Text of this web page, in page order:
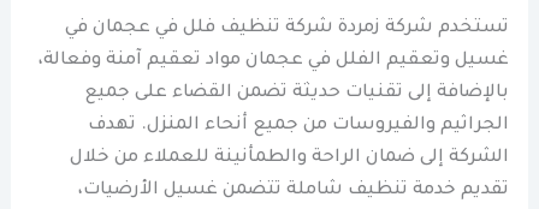
تستخدم شركة زمردة شركة تنظيف فلل في عجمان في
غسيل وتعقيم الفلل في عجمان مواد تعقيم آمنة وفعالة،
بالإضافة إلى تقنيات حديثة تضمن القضاء على جميع
الجراثيم والفيروسات من جميع أنحاء المنزل. تهدف
الشركة إلى ضمان الراحة والطمأنينة للعملاء من خلال
تقديم خدمة تنظيف شاملة تتضمن غسيل الأرضيات،